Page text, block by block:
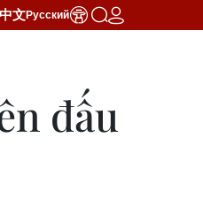
中文Русский
đấu